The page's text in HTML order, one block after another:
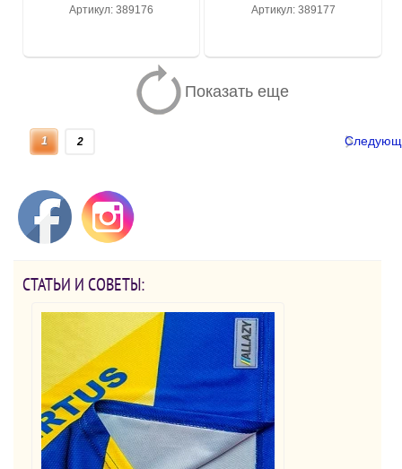
Артикул: 389176 Артикул: 389177
Показать еще
1 2
СТАТЬИ И СОВЕТЫ: